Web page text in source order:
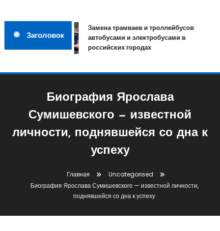
Заголовок
Замена трамваев и троллейбусов
автобусами и электробусами в
российских городах
Биография Ярослава
Сумишевского — известной
личности, поднявшейся со дна к
успеху
Главная
Uncategorised
Биография Ярослава Сумишевского — известной личности,
поднявшейся со дна к успеху